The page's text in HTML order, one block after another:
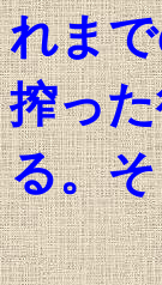
れま
搾っ
る。